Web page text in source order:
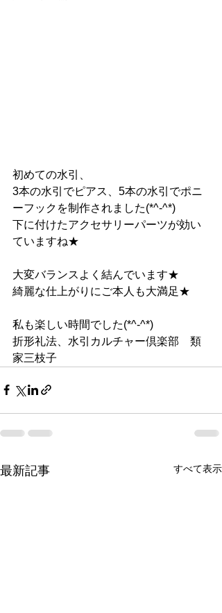
初めての水引、
3本の水引でピアス、5本の水引でポニ
ーフックを制作されました(*^-^*)
下に付けたアクセサリーパーツが効い
ていますね★
大変バランスよく結んでいます★
綺麗な仕上がりにご本人も大満足★
私も楽しい時間でした(*^-^*)
折形礼法、水引カルチャー倶楽部　類
家三枝子
最新記事 すべて表示